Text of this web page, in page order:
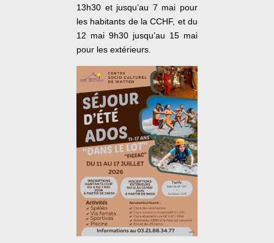
13h30 et jusqu’au 7 mai pour
les habitants de la CCHF, et du
12 mai 9h30 jusqu’au 15 mai
pour les extérieurs.